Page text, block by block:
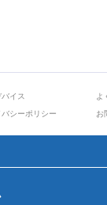
イス
よ
バシーポリシー お